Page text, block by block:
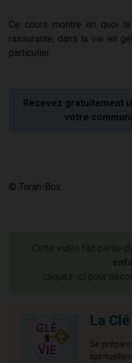
Ce cours montre en quoi
rassurante, dans la vie en
particulier.
Recevez gratuitement
votre
© Torah-Box
Cette vidéo fait partie
cliquez-ici pour
La
Se